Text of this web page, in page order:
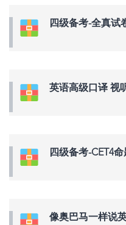
四级备考-全真试
英语高级口译 视
四级备考-CET4
像奥巴马一样说